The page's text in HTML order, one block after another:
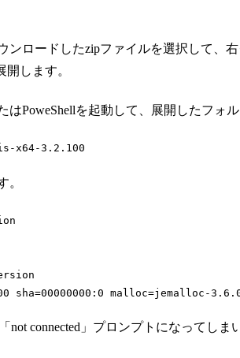
ンロードしたzipファイルを選択して、
開します。
はPoweShellを起動して、展開したフォル
x64-3.2.100
。
sha=00000000:0 malloc=jemalloc-
not connected」プロンプトになってしま